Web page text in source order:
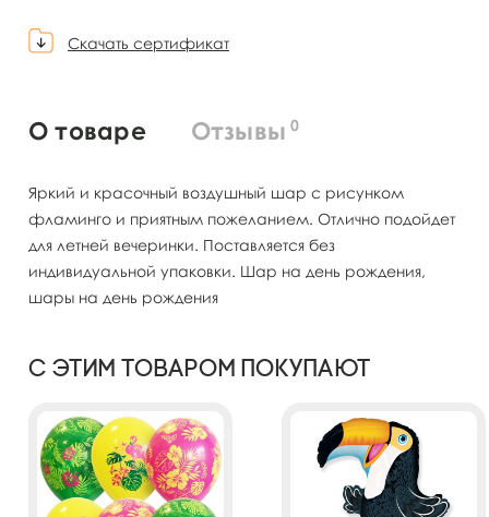
Скачать сертификат
О товаре Отзывы 0
Яркий и красочный воздушный шар с рисунком
фламинго и приятным пожеланием. Отлично подойдет
для летней вечеринки. Поставляется без
индивидуальной упаковки. Шар на день рождения,
шары на день рождения
С этим товаром покупают